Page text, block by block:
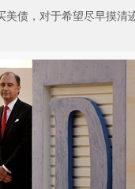
债，对于希望尽早摸清